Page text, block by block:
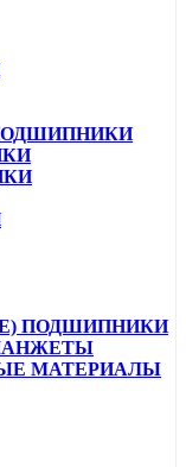
ПОДШИПНИКИ
МАТЕРИАЛЫ